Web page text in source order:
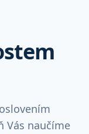
Vás naučíme